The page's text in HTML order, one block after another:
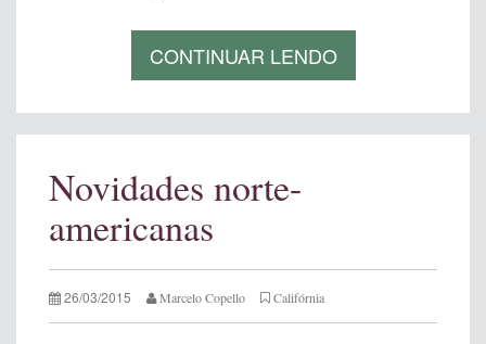
CONTINUAR LENDO
Novidades norte-
americanas
26/03/2015 Marcelo Copello Califórnia